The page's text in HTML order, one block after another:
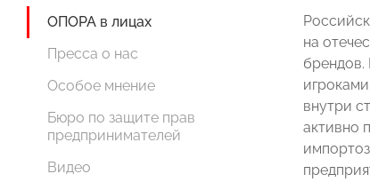
ОПОРА в лицах
Пресса о нас
Особое мнение
Бюро по защите прав
предпринимателей
Видео
на
внутри
активно